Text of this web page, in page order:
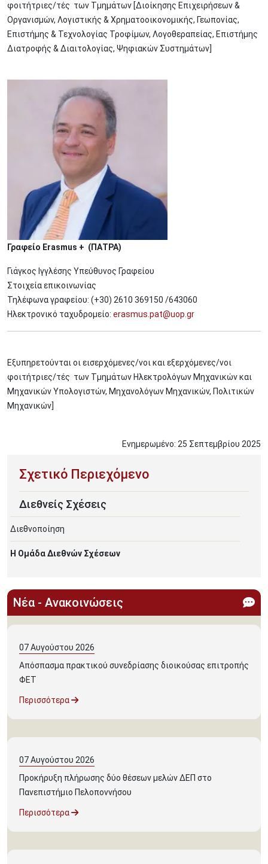
φοιτήτριες/τές των Τμημάτων [Διοίκησης Επιχειρήσεων &
Οργανισμών, Λογιστικής & Χρηματοοικονομικής, Γεωπονίας,
Επιστήμης & Τεχνολογίας Τροφίμων, Λογοθεραπείας, Επιστήμης
Διατροφής & Διαιτολογίας, Ψηφιακών Συστημάτων]
Γραφείο Erasmus + (ΠΑΤΡΑ)
Γιάγκος Ιγγλέσης Υπεύθυνος Γραφείου
Στοιχεία επικοινωνίας
Τηλέφωνα γραφείου: (+30) 2610 369150 /643060
Ηλεκτρονικό ταχυδρομείο: erasmus.pat@uop.gr
Εξυπηρετούνται οι εισερχόμενες/νοι και εξερχόμενες/νοι
φοιτήτριες/τές των Τμημάτων Ηλεκτρολόγων Μηχανικών και
Μηχανικών Υπολογιστών, Μηχανολόγων Μηχανικών, Πολιτικών
Μηχανικών]
Ενημερωμένο: 25 Σεπτεμβρίου 2025
Διεθνείς Σχέσεις
Διεθνοποίηση
Η Ομάδα Διεθνών Σχέσεων
Νέα - Ανακοινώσεις
07Αυγούστου 2026
Απόσπασμα πρακτικού συνεδρίασης διοικούσας επιτροπής
ΦΕΤ
Περισσότερα
07Αυγούστου 2026
Προκήρυξη πλήρωσης δύο θέσεων μελών ΔΕΠ στο
Πανεπιστήμιο Πελοποννήσου
Περισσότερα